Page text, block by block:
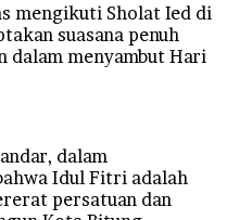
mengikuti Sholat Ied di
suasana penuh
dalam menyambut Hari
dalam
Idul Fitri adalah
persatuan dan